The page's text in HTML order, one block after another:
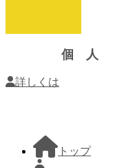
ン
個 人
詳しくは
トップ